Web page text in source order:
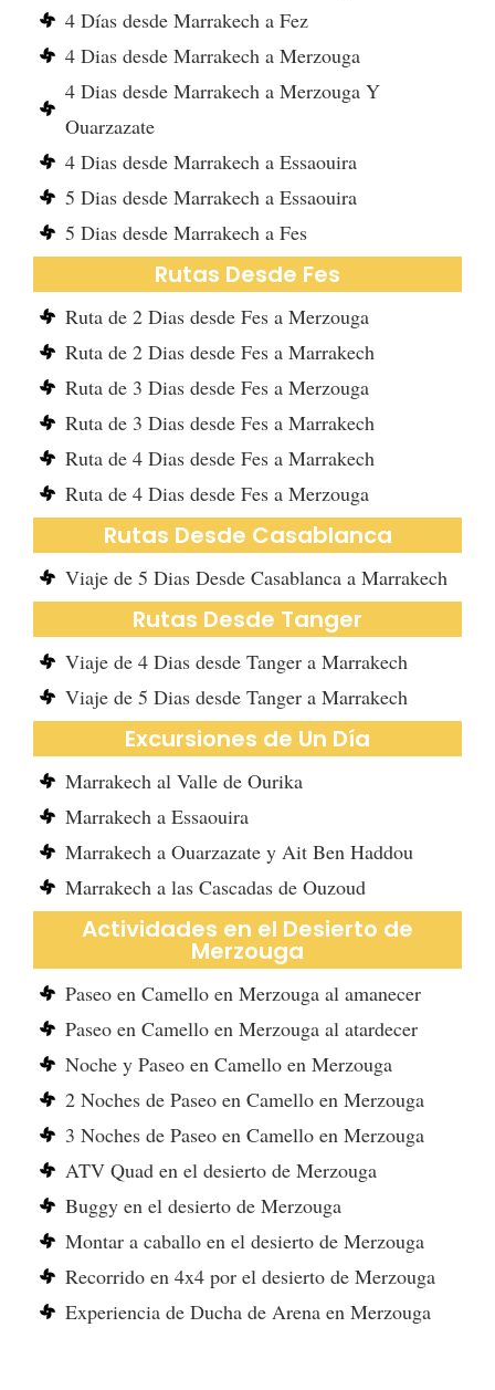
4 Días desde Marrakech a Fez
4 Dias desde Marrakech a Merzouga
4 Dias desde Marrakech a Merzouga Y
Ouarzazate
4 Dias desde Marrakech a Essaouira
5 Dias desde Marrakech a Essaouira
5 Dias desde Marrakech a Fes
Rutas Desde Fes
Ruta de 2 Dias desde Fes a Merzouga
Ruta de 2 Dias desde Fes a Marrakech
Ruta de 3 Dias desde Fes a Merzouga
Ruta de 3 Dias desde Fes a Marrakech
Ruta de 4 Dias desde Fes a Marrakech
Ruta de 4 Dias desde Fes a Merzouga
Rutas Desde Casablanca
Viaje de 5 Dias Desde Casablanca a Marrakech
Rutas Desde Tanger
Viaje de 4 Dias desde Tanger a Marrakech
Viaje de 5 Dias desde Tanger a Marrakech
Excursiones de Un Día
Marrakech al Valle de Ourika
Marrakech a Essaouira
Marrakech a Ouarzazate y Ait Ben Haddou
Marrakech a las Cascadas de Ouzoud
Actividades en el Desierto de
Merzouga
Paseo en Camello en Merzouga al amanecer
Paseo en Camello en Merzouga al atardecer
Noche y Paseo en Camello en Merzouga
2 Noches de Paseo en Camello en Merzouga
3 Noches de Paseo en Camello en Merzouga
ATV Quad en el desierto de Merzouga
Buggy en el desierto de Merzouga
Montar a caballo en el desierto de Merzouga
Recorrido en 4x4 por el desierto de Merzouga
Experiencia de Ducha de Arena en Merzouga